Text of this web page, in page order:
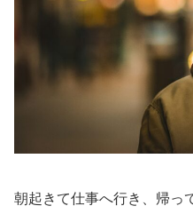
朝起きて仕事へ行き、帰っ